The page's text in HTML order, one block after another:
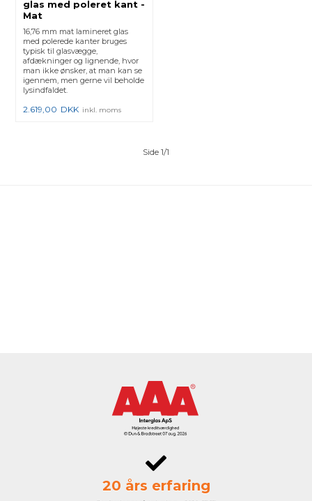
glas med poleret kant -
Mat
16,76 mm mat lamineret glas
med polerede kanter bruges
typisk til glasvægge,
afdækninger og lignende, hvor
man ikke ønsker, at man kan se
igennem, men gerne vil beholde
lysindfaldet.
2.619,00 DKK inkl. moms
Side 1/1
20 års erfaring